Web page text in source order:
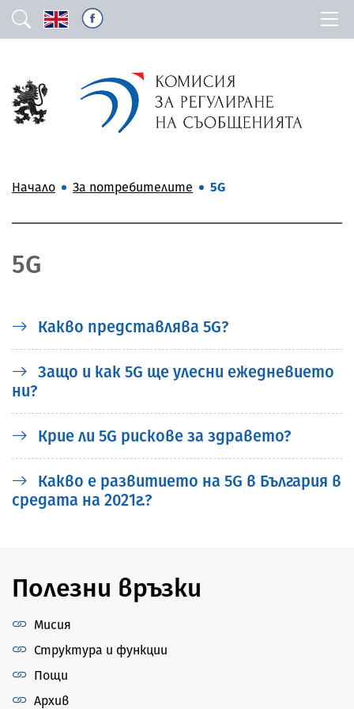
Начало За потребителите 5G
5G
Какво представлява 5G?
Защо и как 5G ще улесни ежедневието
ни?
Крие ли 5G рискове за здравето?
Какво е развитието на 5G в България в
средата на 2021г.?
Полезни връзки
Мисия
Структура и функции
Пощи
Архив